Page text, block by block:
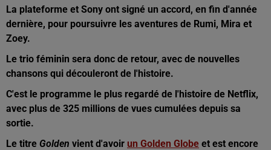
La plateforme et Sony ont signé un accord, en fin d'année
dernière, pour poursuivre les aventures de Rumi, Mira et
Zoey.
Le trio féminin sera donc de retour, avec de nouvelles
chansons qui découleront de l'histoire.
C'est le programme le plus regardé de l'histoire de Netflix,
avec plus de 325 millions de vues cumulées depuis sa
sortie.
Le titre Golden vient d'avoir un Golden Globe et est encore